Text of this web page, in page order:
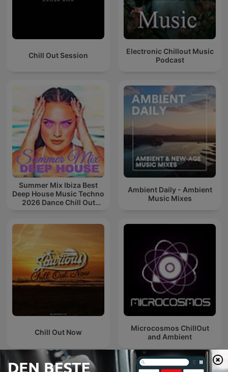
Chill Out Session
Electronic Chillout Music
Podcast
Summer Mix Ibiza Best
Deep House Music Techno
2026 Dance Chill Out
Ambient Daily - Ambient
Music Mixes
Chill Out Now
Microcosmos ChillOut
and Ambient